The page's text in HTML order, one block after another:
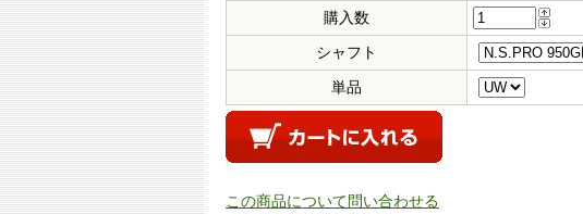
購入数
シャフト
単品
この商品について問い合わせる